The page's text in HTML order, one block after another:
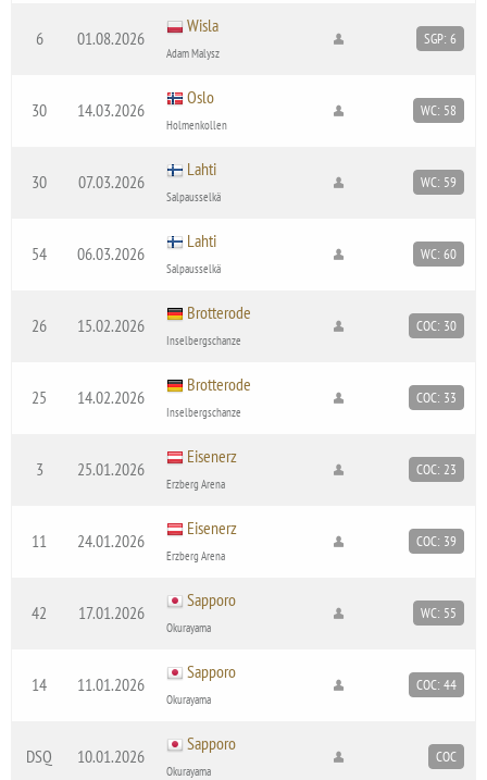
6 01.08.2026
Wisla
Adam Malysz
SGP: 6
30 14.03.2026
Oslo
Holmenkollen
WC: 58
30 07.03.2026
Lahti
Salpausselkä
WC: 59
54 06.03.2026
Lahti
Salpausselkä
WC: 60
26 15.02.2026
Brotterode
Inselbergschanze
COC: 30
25 14.02.2026
Brotterode
Inselbergschanze
COC: 33
3 25.01.2026
Eisenerz
Erzberg Arena
COC: 23
11 24.01.2026
Eisenerz
Erzberg Arena
COC: 39
42 17.01.2026
Sapporo
Okurayama
WC: 55
14 11.01.2026
Sapporo
Okurayama
COC: 44
DSQ 10.01.2026
Sapporo
Okurayama
COC